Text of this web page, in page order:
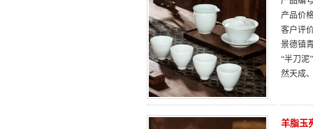
产品价
客户评
景德镇
“半刀泥
然天成
羊脂玉